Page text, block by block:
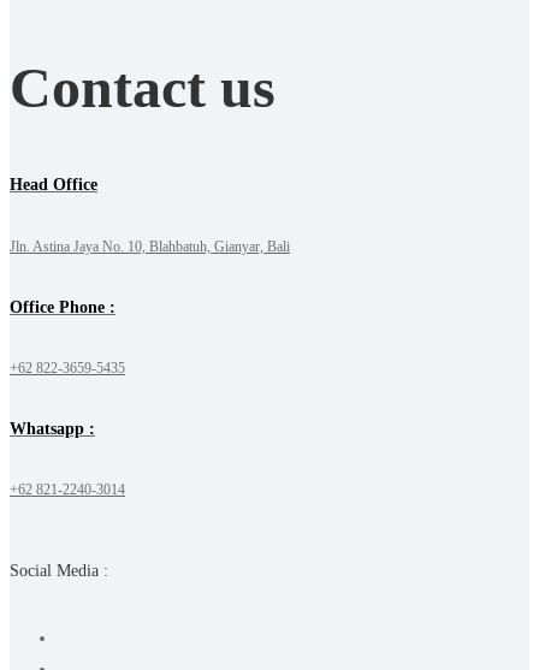
Contact us
Head Office
Jln. Astina Jaya No. 10, Blahbatuh, Gianyar, Bali
Office Phone :
+62 822-3659-5435
Whatsapp :
+62 821-2240-3014
Social Media :